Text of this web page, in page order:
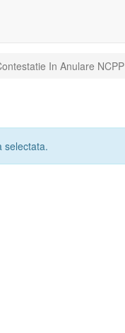
In Anulare NCPP
selectata.